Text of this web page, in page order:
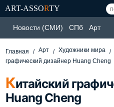
ART-ASSORTY
Новости (СМИ) СПб Арт
Главная Арт Художники мира
графический дизайнер Huang Cheng
Китайский
Huang Cheng